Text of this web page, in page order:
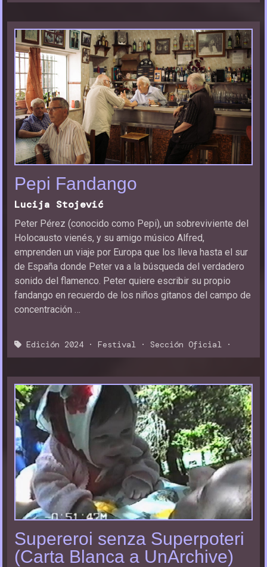
Pepi Fandango
Lucija Stojević
Peter Pérez (conocido como Pepi), un sobreviviente del
Holocausto vienés, y su amigo músico Alfred,
emprenden un viaje por Europa que los lleva hasta el sur
de España donde Peter va a la búsqueda del verdadero
sonido del flamenco. Peter quiere escribir su propio
fandango en recuerdo de los niños gitanos del campo de
concentración …
Edición 2024 · Festival · Sección Oficial ·
Supereroi senza Superpoteri
(Carta Blanca a UnArchive)